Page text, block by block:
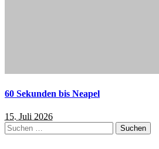
60 Sekunden bis Neapel
15. Juli 2026
Suchen
nach: